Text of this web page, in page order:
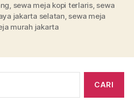
, sewa meja kopi terlaris, sewa
jakarta selatan, sewa meja
murah jakarta